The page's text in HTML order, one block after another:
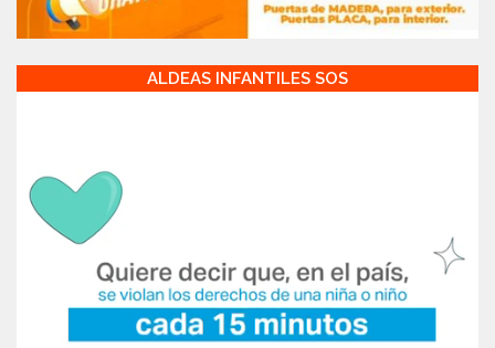
ALDEAS INFANTILES SOS